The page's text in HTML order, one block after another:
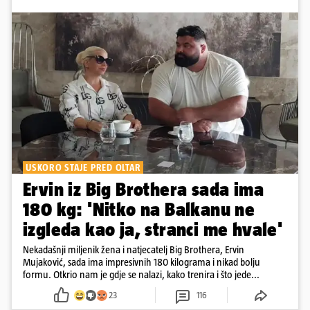
USKORO STAJE PRED OLTAR
Ervin iz Big Brothera sada ima
180 kg: 'Nitko na Balkanu ne
izgleda kao ja, stranci me hvale'
Nekadašnji miljenik žena i natjecatelj Big Brothera, Ervin
Mujaković, sada ima impresivnih 180 kilograma i nikad bolju
formu. Otkrio nam je gdje se nalazi, kako trenira i što jede...
23 116